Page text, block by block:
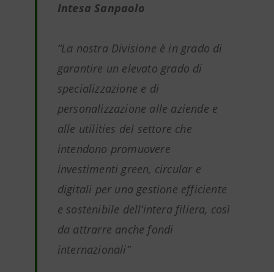
Intesa Sanpaolo
“La nostra Divisione è in grado di
garantire un elevato grado di
specializzazione e di
personalizzazione alle aziende e
alle utilities del settore che
intendono promuovere
investimenti green, circular e
digitali per una gestione efficiente
e sostenibile dell’intera filiera, così
da attrarre anche fondi
internazionali”